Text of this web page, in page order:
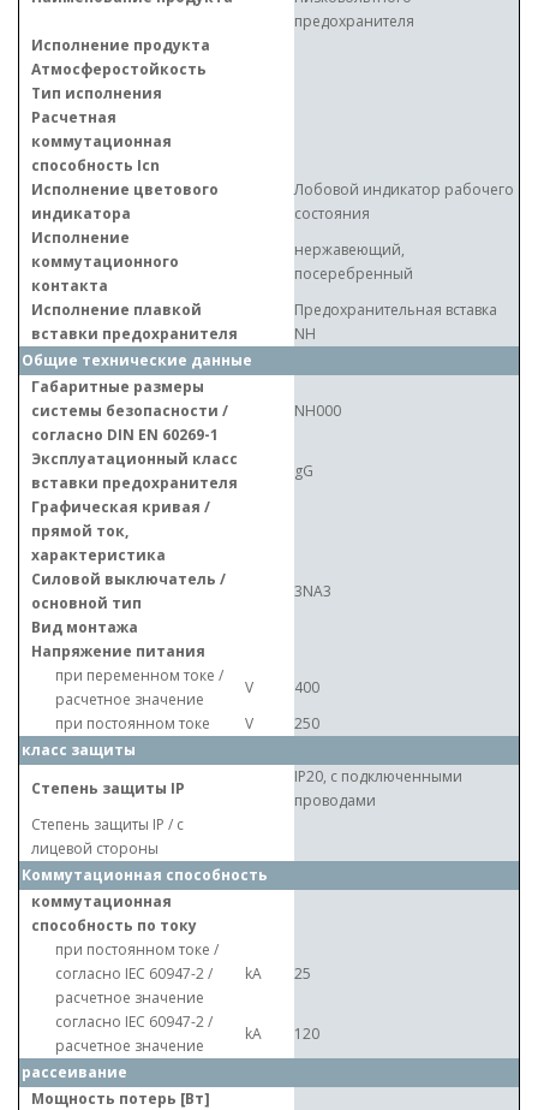
предохранителя
Исполнение продукта
Атмосферостойкость
Тип исполнения
Расчетная
коммутационная
способность Icn
Исполнение цветового
индикатора
Лобовой индикатор рабочего
состояния
Исполнение
коммутационного
контакта
нержавеющий,
посеребренный
Исполнение плавкой
вставки предохранителя
Предохранительная вставка
NH
Общие технические данные
Габаритные размеры
системы безопасности /
согласно DIN EN 60269-1
NH000
Эксплуатационный класс
вставки предохранителя
gG
Графическая кривая /
прямой ток,
характеристика
Силовой выключатель /
основной тип
3NA3
Вид монтажа
Напряжение питания
при переменном токе /
расчетное значение
V
400
при постоянном токе
V
250
класс защиты
Степень защиты IP
IP20, с подключенными
проводами
Степень защиты IP / с
лицевой стороны
Коммутационная способность
коммутационная
способность по току
при постоянном токе /
согласно IEC 60947-2 /
расчетное значение
kA 25
согласно IEC 60947-2 /
расчетное значение
kA
120
рассеивание
Мощность потерь [Вт]